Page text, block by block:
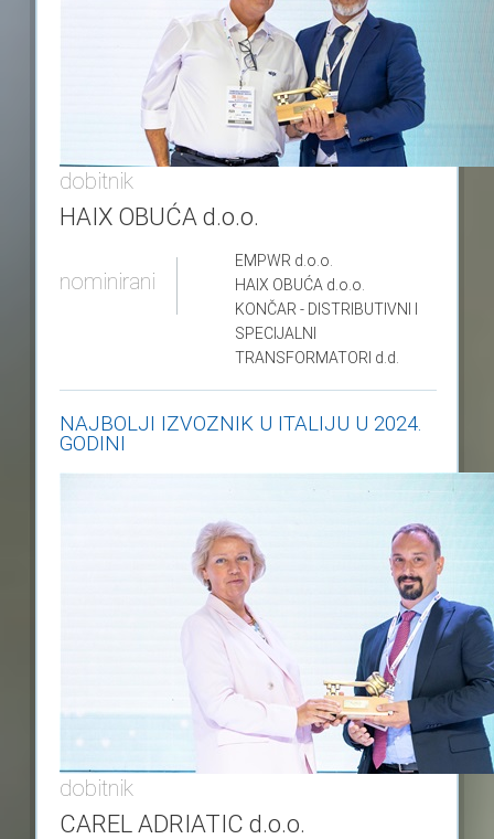
dobitnik
HAIX OBUĆA d.o.o.
nominirani
EMPWR d.o.o.
HAIX OBUĆA d.o.o.
KONČAR - DISTRIBUTIVNI I
SPECIJALNI
TRANSFORMATORI d.d.
NAJBOLJI IZVOZNIK U ITALIJU U 2024.
GODINI
dobitnik
CAREL ADRIATIC d.o.o.